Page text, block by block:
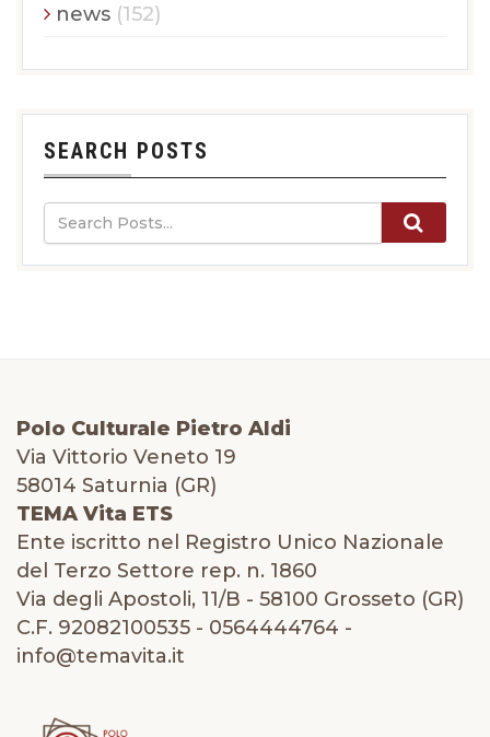
news (152)
SEARCH POSTS
Polo Culturale Pietro Aldi
Via Vittorio Veneto 19
58014 Saturnia (GR)
TEMA Vita ETS
Ente iscritto nel Registro Unico Nazionale
del Terzo Settore rep. n. 1860
Via degli Apostoli, 11/B - 58100 Grosseto (GR)
C.F. 92082100535 - 0564444764 -
info@temavita.it